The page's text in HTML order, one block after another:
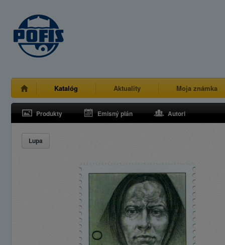
Katalóg Aktuality Moja známka
Produkty Emisný plán Autori
Lupa